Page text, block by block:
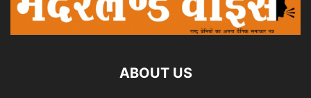
ABOUT US